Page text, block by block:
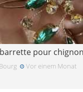
Vor einem Monat